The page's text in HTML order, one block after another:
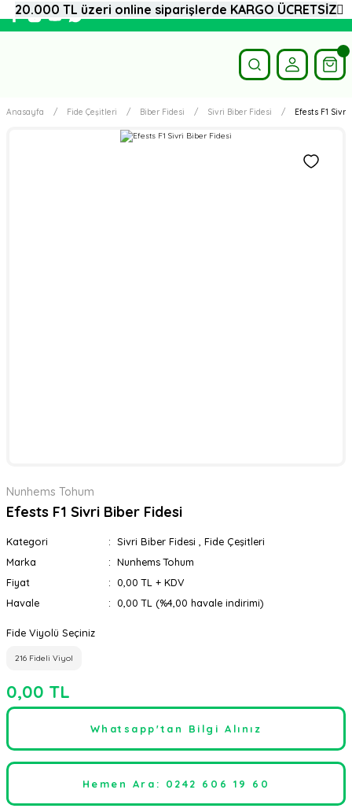
Anasayfa Fide Çeşitleri Biber Fidesi Sivri Biber Fidesi Efests F1 Sivri
Nunhems Tohum
Efests F1 Sivri Biber Fidesi
Kategori Sivri Biber Fidesi
Fide Çeşitleri
Marka
Nunhems Tohum
Fiyat
0,00 TL + KDV
Havale
0,00 TL (%4,00 havale indirimi)
Fide Viyolü Seçiniz
216 Fideli Viyol
0,00 TL
Whatsapp'tan Bilgi Alınız
Hemen Ara: 0242 606 19 60
20.000 TL üzeri online siparişlerde KARGO ÜCRETSİZ